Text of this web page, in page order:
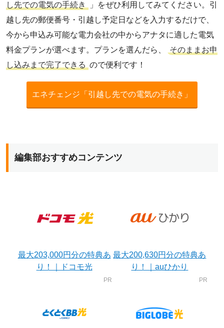
し先での電気の手続き
」をぜひ利用してみてください。引
越し先の郵便番号・引越し予定日などを入力するだけで、
今から申込み可能な電力会社の中からアナタに適した電気
料金プランが選べます。プランを選んだら、
そのままお申
し込みまで完了できる ので便利です！
エネチェンジ「引越し先での電気の手続き」
編集部おすすめコンテンツ
最大203,000円分の特典あ
り！｜ドコモ光
最大200,630円分の特典あ
り！｜auひかり